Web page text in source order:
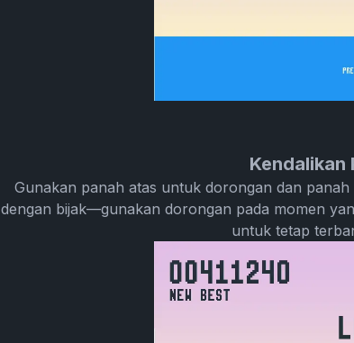
Kendalikan
Gunakan panah atas untuk dorongan dan
dengan bijak—gunakan dorongan pada momen
untuk tetap